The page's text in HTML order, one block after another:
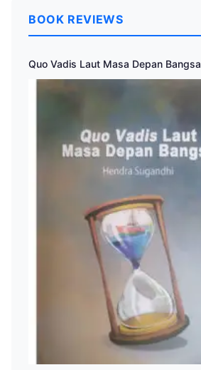
BOOK REVIEWS
Quo Vadis Laut Masa Depan Bangsa